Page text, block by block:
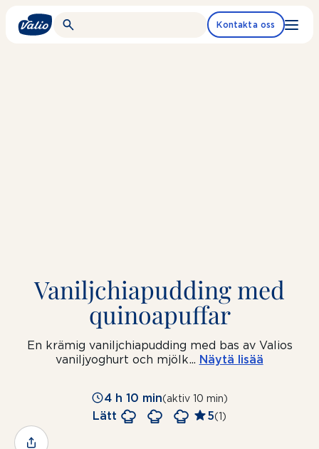
Kontakta oss
Vaniljchia­pudding med
quinoapuffar
En krämig vaniljchiapudding med bas av Valios
vaniljyoghurt och mjölk... Näytä lisää
4 h 10 min(aktiv 10 min)
Lätt 5(1)